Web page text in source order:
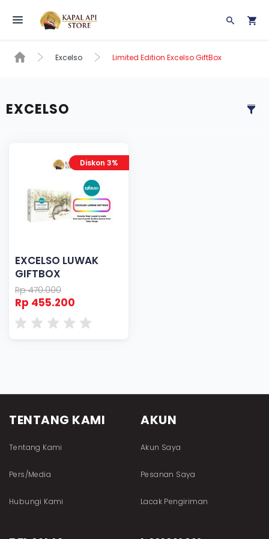
Toggle navigation
Excelso Limited Edition Excelso GiftBox
EXCELSO
Diskon 3%
EXCELSO LUWAK
GIFTBOX
Rp 470.000
Rp 455.200
TENTANG KAMI
Tentang Kami
Pers/Media
Hubungi Kami
AKUN
Akun Saya
Pesanan Saya
Lacak Pengiriman